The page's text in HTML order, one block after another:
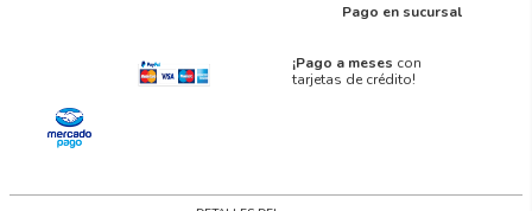
Pago en sucursal
¡Pago a meses con
tarjetas de crédito!